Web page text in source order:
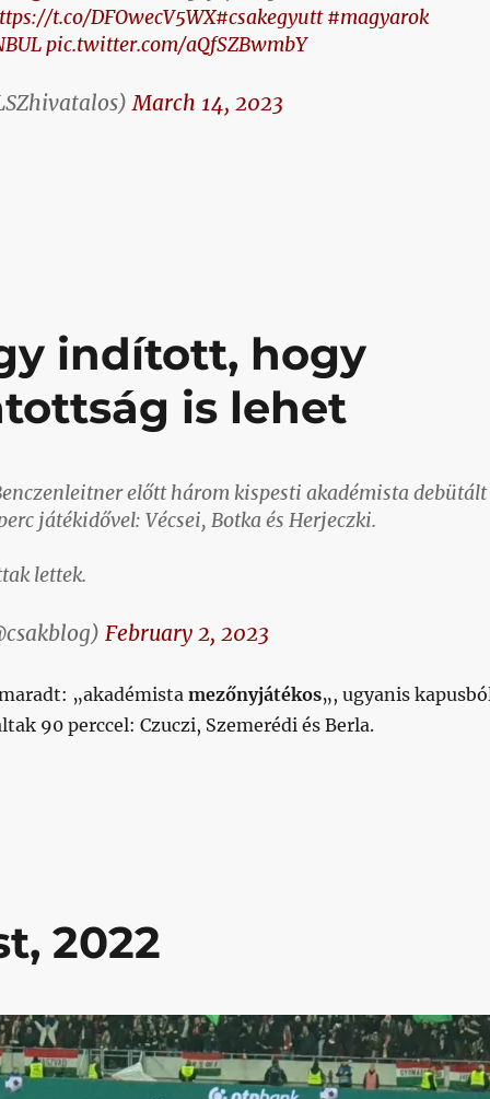
t.co/DFOwecV5WX#csakegyutt #magyarok
pic.twitter.com/aQfSZBwmbY
March 14, 2023
az észtek és a bolgárok elleni meccsre”
indított, hogy
is lehet
előtt három kispesti akadémista debütált
játékidővel: Vécsei, Botka és Herjeczki.
lettek.
February 2, 2023
„akadémista mezőnyjátékos„, ugyanis
90 perccel: Czuczi, Szemerédi és Berla.
indított, hogy abból akár válogatottság is lehet”
2022